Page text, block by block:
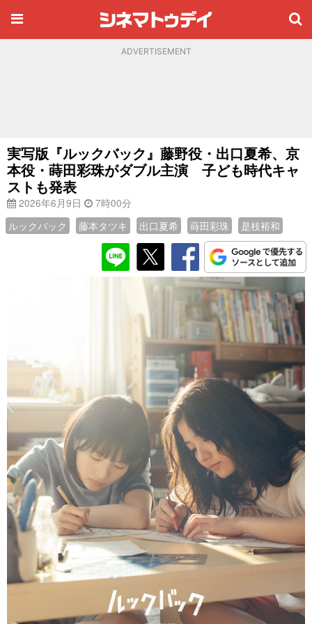
ADVERTISEMENT
実写版『ルックバック』藤野役・出口夏希、京
本役・蒔田彩珠がダブル主演 子ども時代キャ
ストも発表
2026年6月9日
7時00分
ルックバック
藤本タツキ 出口夏希 蒔田彩珠 是枝裕和